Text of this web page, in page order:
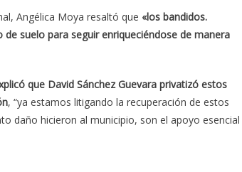
Angélica Moya resaltó que «los bandidos.
suelo para seguir enriqueciéndose de manera
que David Sánchez Guevara privatizó estos
, “ya estamos litigando la recuperación de estos
daño hicieron al municipio, son el apoyo esencial